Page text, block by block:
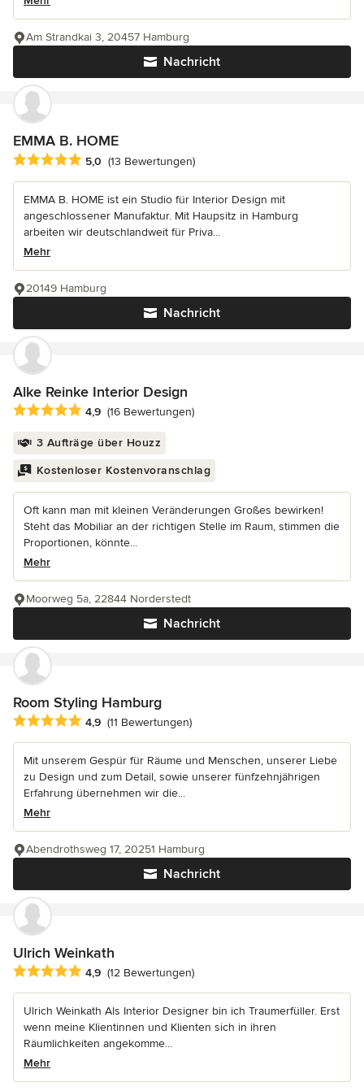
Nachricht
Am Strandkai 3, 20457 Hamburg
EMMA B. HOME
Durchschnittliche Bewertung: 5 von 5 Sternen
5,0 (13 Bewertungen)
EMMA B. HOME ist ein Studio für Interior Design mit
angeschlossener Manufaktur. Mit Haupsitz in Hamburg
arbeiten wir deutschlandweit für Priva...
Mehr
Nachricht
20149 Hamburg
Alke Reinke Interior Design
Durchschnittliche Bewertung: 4.9 von 5 Sternen
4,9 (16 Bewertungen)
3 Aufträge über Houzz
Kostenloser Kostenvoranschlag
Oft kann man mit kleinen Veränderungen Großes bewirken!
Steht das Mobiliar an der richtigen Stelle im Raum, stimmen die
Proportionen, könnte...
Mehr
Nachricht
Moorweg 5a, 22844 Norderstedt
Room Styling Hamburg
Durchschnittliche Bewertung: 4.9 von 5 Sternen
4,9 (11 Bewertungen)
Mit unserem Gespür für Räume und Menschen, unserer Liebe
zu Design und zum Detail, sowie unserer fünfzehnjährigen
Erfahrung übernehmen wir die...
Mehr
Nachricht
Abendrothsweg 17, 20251 Hamburg
Ulrich Weinkath
Durchschnittliche Bewertung: 4.9 von 5 Sternen
4,9 (12 Bewertungen)
Ulrich Weinkath Als Interior Designer bin ich Traumerfüller. Erst
wenn meine Klientinnen und Klienten sich in ihren
Räumlichkeiten angekomme...
Mehr